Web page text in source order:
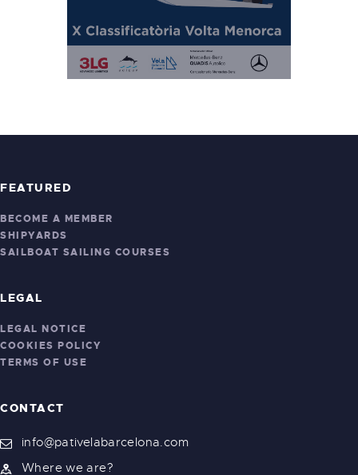
FEATURED
BECOME A MEMBER
SHIPYARDS
SAILBOAT SAILING COURSES
LEGAL
LEGAL NOTICE
COOKIES POLICY
TERMS OF USE
CONTACT
info@pativelabarcelona.com
Where we are?